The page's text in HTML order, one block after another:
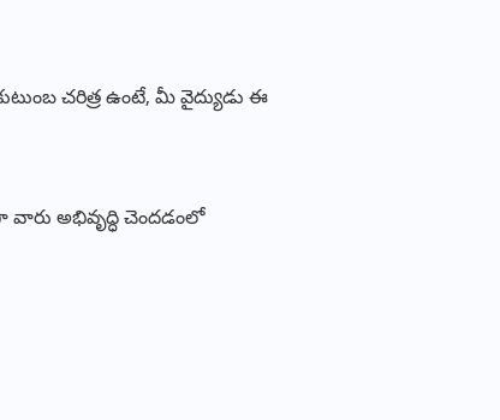
చరిత్ర ఉంటే, మీ వైద్యుడు ఈ
వారు అభివృద్ధి చెందడంలో